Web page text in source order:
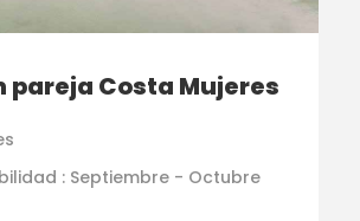
pareja Costa Mujeres
: Septiembre - Octubre